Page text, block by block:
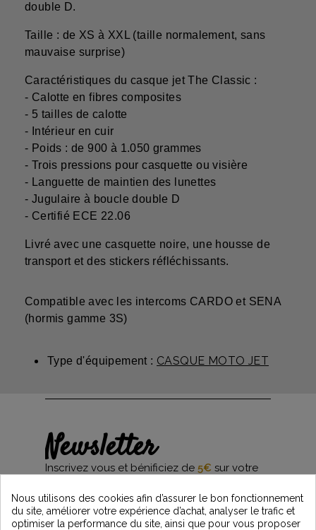
double D.
Taille : de XS à XXL (taille normalement, sans
mauvaise surprise)
Caractéristiques du casque jet The Classic :
- Calotte en fibres composites
- 5 tailles de calotte
- Intérieur en cuir
- Poids : de 900 à 1.050 grammes
- Trois pressions pour casquette ou visière
- Languette de maintien des lunettes
- Jugulaire à boucle double D
- Certifié ECE 22.06
Livré avec une casquette noire, une housse de
transport et des stickers réfléchissants.
Compatible avec les intercoms CARDO et SENA
(hormis gamme 3S)
Type d'équipement : CASQUE MOTO JET
Newsletter
Inscrivez vous et bénificiez de 5€ sur votre
et restez informés des dernières nouveautés
Vintage Motors
Nous utilisons des cookies afin d’assurer le bon fonctionnement
du site, améliorer votre expérience d’achat, analyser le trafic et
optimiser la performance du site, ainsi que pour vous proposer